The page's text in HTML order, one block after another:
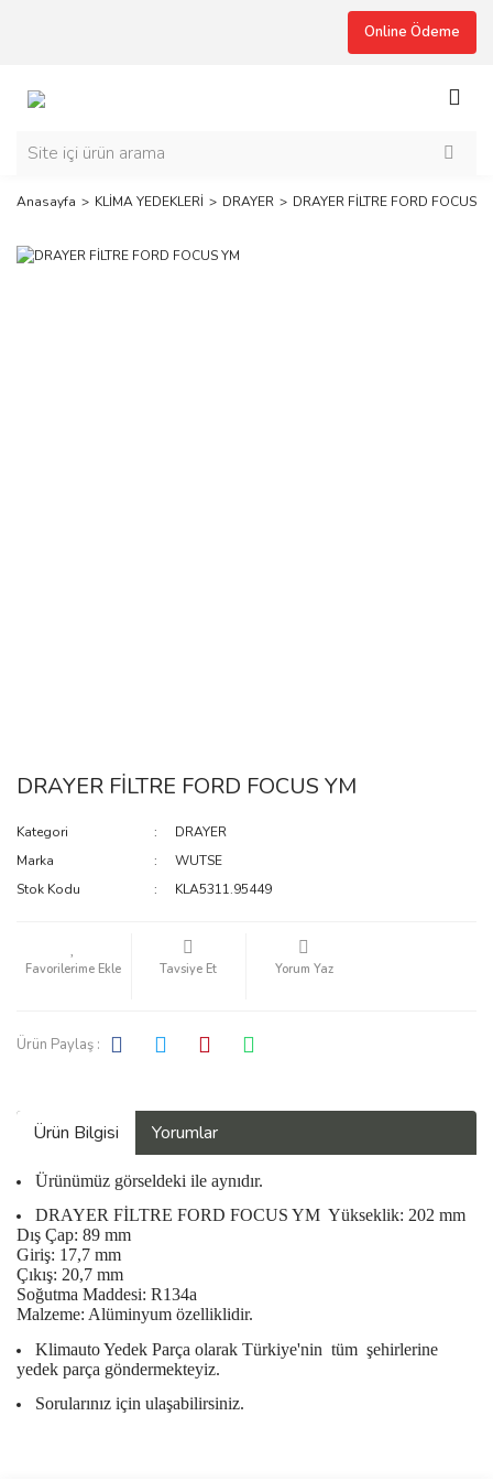
Online Ödeme
Anasayfa KLİMA YEDEKLERİ DRAYER DRAYER FİLTRE FORD FOCUS
DRAYER FİLTRE FORD FOCUS YM
Kategori
DRAYER
Marka
WUTSE
Stok Kodu
KLA5311.95449
Tavsiye Et Yorum Yaz
Ürün Paylaş :
Ürün Bilgisi Yorumlar
Ürünümüz görseldeki ile aynıdır.
DRAYER FİLTRE FORD FOCUS YM Yükseklik: 202 mm
Dış Çap: 89 mm
Giriş: 17,7 mm
Çıkış: 20,7 mm
Soğutma Maddesi: R134a
Malzeme: Alüminyum özelliklidir.
Klimauto Yedek Parça olarak Türkiye'nin tüm şehirlerine
yedek parça göndermekteyiz.
Sorularınız için ulaşabilirsiniz.